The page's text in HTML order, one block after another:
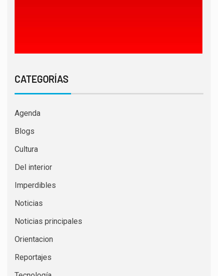
CATEGORÍAS
Agenda
Blogs
Cultura
Del interior
Imperdibles
Noticias
Noticias principales
Orientacion
Reportajes